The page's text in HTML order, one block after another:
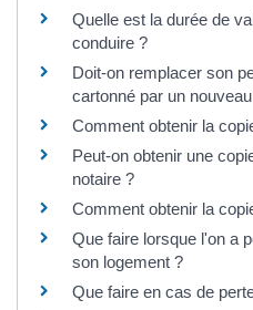
Quelle est la durée de
conduire ?
Doit-on remplacer son
cartonné par un
Comment obtenir la
Peut-on obtenir une
notaire ?
Comment obtenir la
Que faire lorsque l'on a
son logement ?
Que faire en cas de